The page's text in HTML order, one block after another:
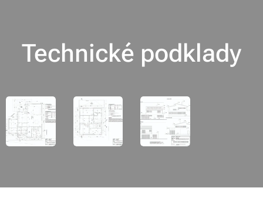
Technické podklady